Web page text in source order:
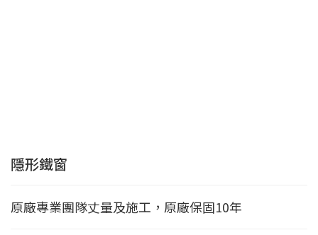
隱形鐵窗
原廠專業團隊丈量及施工，原廠保固10年